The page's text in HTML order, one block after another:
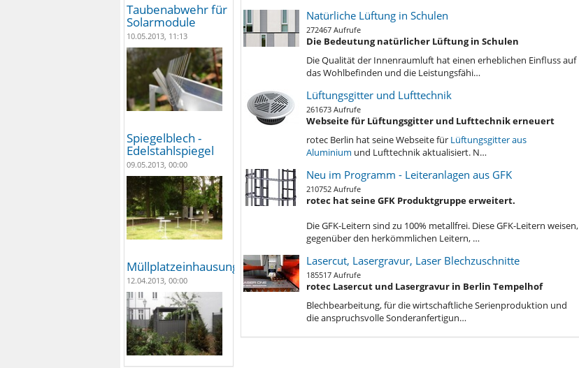
Taubenabwehr für
Solarmodule
10.05.2013, 11:13
Spiegelblech -
Edelstahlspiegel
09.05.2013, 00:00
Müllplatzeinhausungen
12.04.2013, 00:00
Natürliche Lüftung in Schulen
272467 Aufrufe
Die Bedeutung natürlicher Lüftung in Schulen
Die Qualität der Innenraumluft hat einen erheblichen Einfluss auf
das Wohlbefinden und die Leistungsfähi…
Lüftungsgitter und Lufttechnik
261673 Aufrufe
Webseite für Lüftungsgitter und Lufttechnik erneuert
rotec Berlin hat seine Webseite für Lüftungsgitter aus
Aluminium und Lufttechnik aktualisiert. N…
Neu im Programm - Leiteranlagen aus GFK
210752 Aufrufe
rotec hat seine GFK Produktgruppe erweitert.
Die GFK-Leitern sind zu 100% metallfrei. Diese GFK-Leitern weisen,
gegenüber den herkömmlichen Leitern, …
Lasercut, Lasergravur, Laser Blechzuschnitte
185517 Aufrufe
rotec Lasercut und Lasergravur in Berlin Tempelhof
Blechbearbeitung, für die wirtschaftliche Serienproduktion und
die anspruchsvolle Sonderanfertigun…